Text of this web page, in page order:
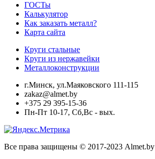
ГОСТы
Калькулятор
Как заказать металл?
Карта сайта
Круги стальные
Круги из нержавейки
Металлоконструкции
г.Минск, ул.Маяковского 111-115
zakaz@almet.by
+375 29 395-15-36
Пн-Пт 10-17, Сб,Вс - вых.
Все права защищены © 2017-2023 Almet.by